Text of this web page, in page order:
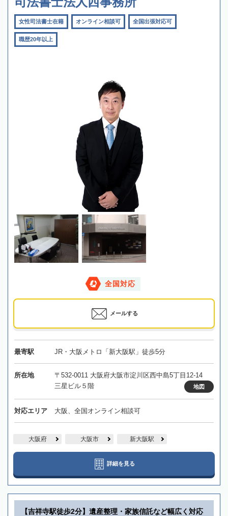
女性司法書士在籍 オンライン相談可 全国出張対応可
職歴20年以上
全国対応
メールする
最寄駅 JR・大阪メトロ「新大阪駅」徒歩5分
所在地
〒532-0011 大阪府大阪市淀川区西中島5丁目12-14
三星ビル５階
地図
対応エリア 大阪、全国オンライン相談可
大阪府 大阪市 新大阪駅
詳細を見る
【吉祥寺駅徒歩2分】遺産整理・家族信託など幅広く対応